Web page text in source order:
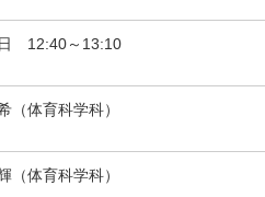
12:40～13:10
体育科学科）
体育科学科）